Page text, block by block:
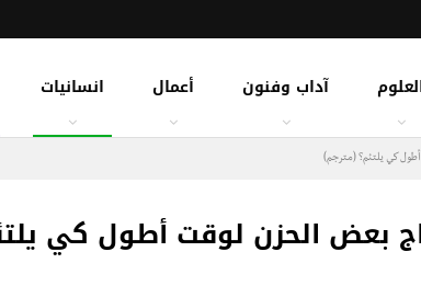
آداب وفنون أعمال انسانيات
كي يلتئم؟ (مترجم)
بعض الحزن لوقت أطول كي